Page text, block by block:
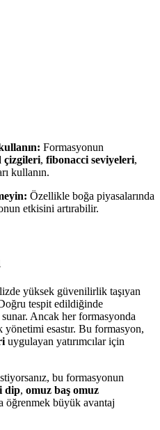
Formasyonun
çizgileri, fibonacci seviyeleri,
kullanın.
Özellikle boğa piyasalarında
etkisini artırabilir.
yüksek güvenilirlik taşıyan
tespit edildiğinde
sunar. Ancak her formasyonda
esastır. Bu formasyon,
uygulayan yatırımcılar için
bu formasyonun
dip, omuz baş omuz
öğrenmek büyük avantaj